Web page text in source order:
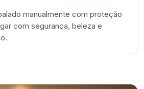
manualmente com proteção
com segurança, beleza e